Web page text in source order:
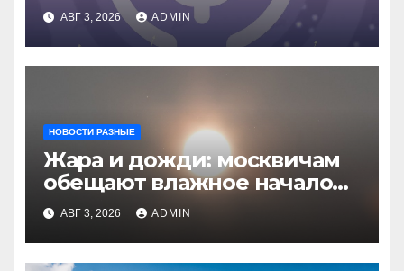
АВГ 3, 2026 ADMIN
НОВОСТИ РАЗНЫЕ
Жара и дожди: москвичам
обещают влажное начало
августа
АВГ 3, 2026 ADMIN